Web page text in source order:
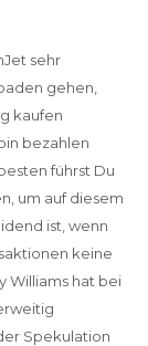
sehr
gehen,
kaufen
bezahlen
führst Du
um auf diesem
ist, wenn
keine
Williams hat bei
Spekulation